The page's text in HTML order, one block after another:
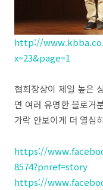
http://
x=23&page=1
협회장상이 제일 높은
면 여러 유명한 블로거
가락 안보이게 더 열심
https://
8574?pnref=story
https://